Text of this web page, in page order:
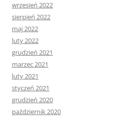
wrzesień 2022
sierpień 2022
maj 2022
luty 2022
grudzień 2021
marzec 2021
luty 2021
styczeń 2021
grudzień 2020
październik 2020